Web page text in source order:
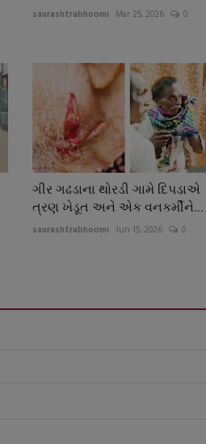
saurashtrabhoomi Mar 25, 2026 0
ગીર ગઢડાના થોરડી ગામે દિપડાએ
ત્રણ ખેડૂત અને એક વનકર્મીને...
saurashtrabhoomi Jun 15, 2026 0